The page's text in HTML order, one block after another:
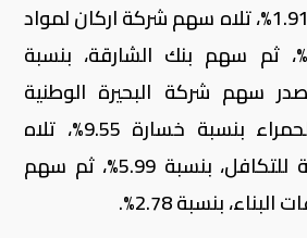
الخضراء بنسبة نمو 1.91%، تلاه سهم شركة اركان لمواد
البناء، بنسبة 1.86%، ثم سهم بنك الشارقة، بنسبة
سهم شركة البحيرة الوطنية
للتأمين، القائمة الحمراء بنسبة خسارة 9.55%، تلاه
سهم شركه الوطنية للتكافل، بنسبة 5.99%، ثم سهم
بنسبة 2.78%.